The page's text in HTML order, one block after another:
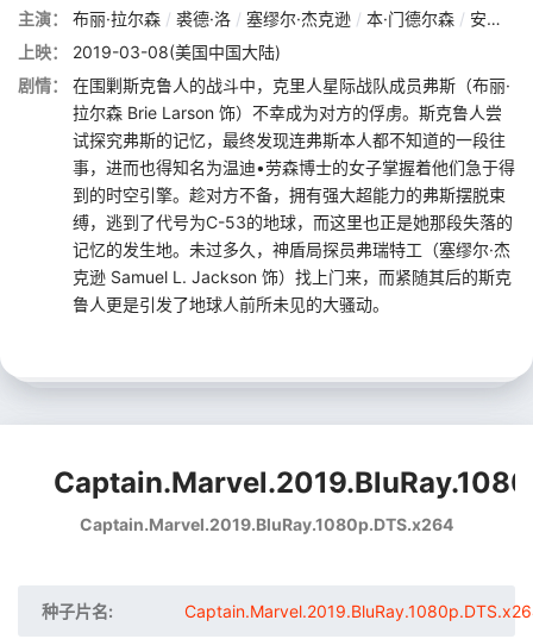
主演：
布丽·拉尔森 / 裘德·洛 / 塞缪尔·杰克逊 / 本·门德尔森 / 安妮特·贝宁
上映：
2019-03-08(美国中国大陆)
剧情：
在围剿斯克鲁人的战斗中，克里人星际战队成员弗斯（布丽·
拉尔森 Brie Larson 饰）不幸成为对方的俘虏。斯克鲁人尝
试探究弗斯的记忆，最终发现连弗斯本人都不知道的一段往
事，进而也得知名为温迪•劳森博士的女子掌握着他们急于得
到的时空引擎。趁对方不备，拥有强大超能力的弗斯摆脱束
缚，逃到了代号为C-53的地球，而这里也正是她那段失落的
记忆的发生地。未过多久，神盾局探员弗瑞特工（塞缪尔·杰
克逊 Samuel L. Jackson 饰）找上门来，而紧随其后的斯克
鲁人更是引发了地球人前所未见的大骚动。
Captain.Marvel.2019.BluRay.1080p.DTS.x264
种子片名: